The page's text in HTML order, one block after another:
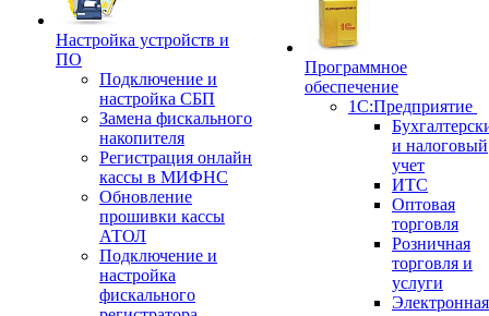
Настройка устройств и
ПО
Подключение и
настройка СБП
Замена фискального
накопителя
Регистрация онлайн
кассы в МИФНС
Обновление
прошивки кассы
АТОЛ
Подключение и
настройка
фискального
Программное
обеспечение
1С:Предприятие
и налоговый
учет
ИТС
Оптовая
торговля
Розничная
торговля и
услуги
Электронная